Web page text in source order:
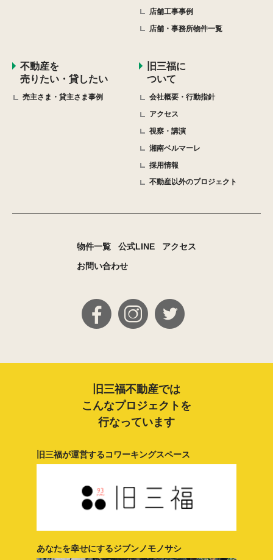
店舗工事事例
店舗・事務所物件一覧
不動産を
売りたい・貸したい
売主さま・貸主さま事例
旧三福に
ついて
会社概要・行動指針
アクセス
視察・講演
湘南ベルマーレ
採用情報
不動産以外のプロジェクト
物件一覧 公式LINE アクセス
お問い合わせ
旧三福不動産では
こんなプロジェクトを
行なっています
旧三福が運営するコワーキングスペース
あなたを幸せにするジブンノモノサシ